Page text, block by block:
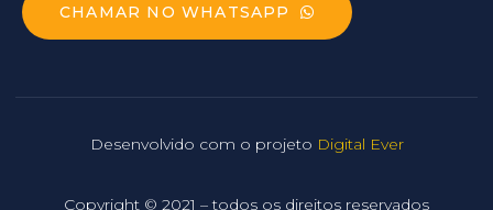
CHAMAR NO WHATSAPP
Desenvolvido com o projeto Digital Ever
Copyright © 2021 – todos os direitos reservados